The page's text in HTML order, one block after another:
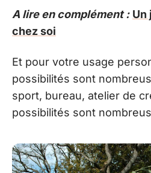
A lire en complément : Un
chez soi
Et pour votre usage
possibilités sont
sport, bureau, atelier de
possibilités sont